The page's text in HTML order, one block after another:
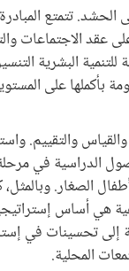
تتمتع المبادرة
عقد الاجتماعات
البشرية
بأكملها على
والتقييم.
الدراسية في
الصغار. وبالمثل،
هي أساس
إلى تحسينات في
المحلية.